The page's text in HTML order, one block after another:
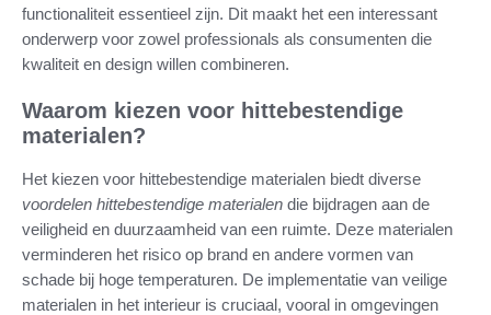
functionaliteit essentieel zijn. Dit maakt het een interessant
onderwerp voor zowel professionals als consumenten die
kwaliteit en design willen combineren.
Waarom kiezen voor hittebestendige
materialen?
Het kiezen voor hittebestendige materialen biedt diverse
voordelen hittebestendige materialen die bijdragen aan de
veiligheid en duurzaamheid van een ruimte. Deze materialen
verminderen het risico op brand en andere vormen van
schade bij hoge temperaturen. De implementatie van veilige
materialen in het interieur is cruciaal, vooral in omgevingen